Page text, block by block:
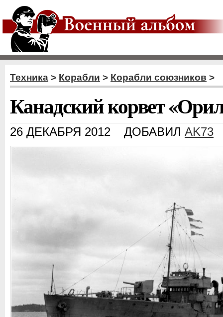
Техника > Корабли > Корабли союзников >
Канадский корвет
26 ДЕКАБРЯ 2012 ДОБАВИЛ AK73